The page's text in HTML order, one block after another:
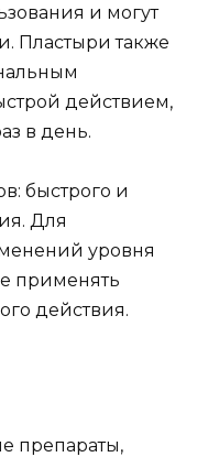
и могут
Пластыри также
действием,
в день.
быстрого и
Для
уровня
применять
действия.
препараты,